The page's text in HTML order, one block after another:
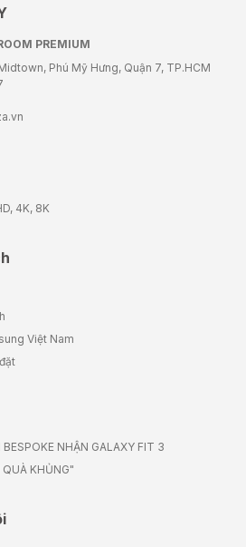
PREMIUM
Phú Mỹ Hưng, Quận 7, TP.HCM
4K, 8K
Việt Nam
NHẬN GALAXY FIT 3
KHỦNG"